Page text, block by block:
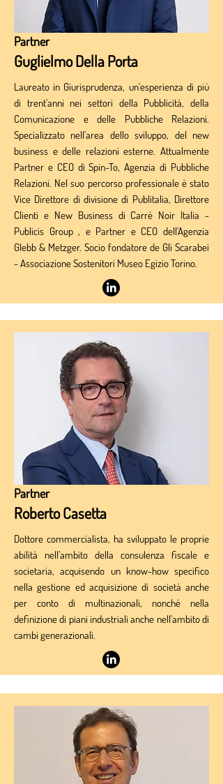
Partner
Guglielmo Della Porta
Laureato in Giurisprudenza, un'esperienza di più
di trent'anni nei settori della Pubblicità, della
Comunicazione e delle Pubbliche Relazioni.
Specializzato nell’area dello sviluppo, del new
business e delle relazioni esterne. Attualmente
Partner e CEO di Spin-To, Agenzia di Pubbliche
Relazioni. Nel suo percorso professionale è stato
Vice Direttore di divisione di Publitalia, Direttore
Clienti e New Business di Carré Noir Italia -
Publicis Group , e Partner e CEO dell'Agenzia
Glebb & Metzger. Socio fondatore de Gli Scarabei
- Associazione Sostenitori Museo Egizio Torino.
Partner
Roberto Casetta
Dottore commercialista, ha sviluppato le proprie
abilità nell’ambito della consulenza fiscale e
societaria, acquisendo un know-how specifico
nella gestione ed acquisizione di società anche
per conto di multinazionali, nonché nella
definizione di piani industriali anche nell'ambito di
cambi generazionali.